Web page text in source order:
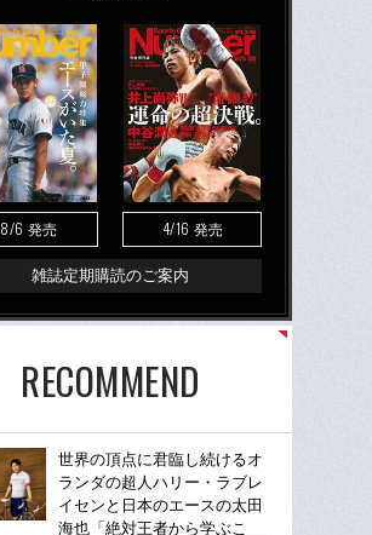
8/6 発売 4/16 発売
雑誌定期購読のご案内
RECOMMEND
世界の頂点に君臨し続けるオ
ランダの超人ハリー・ラブレ
イセンと日本のエースの太田
海也「絶対王者から学ぶこ